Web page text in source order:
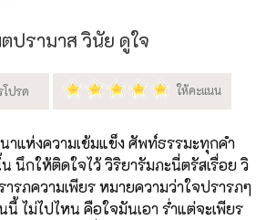
ปรามาส วินัย ดูใจ
าแห่งความเข้มแข็ง ศัพท์ธรรมะทุกคำ
นึกให้ติดใจไว้ วิริยารัมภะนี่ตรัสเรื่อย วิ
รภความเพียร หมายความว่าใจปรารภๆ
นี้ ไม่ไปไหน คือใจมันเอา ร่ำแต่จะเพียร